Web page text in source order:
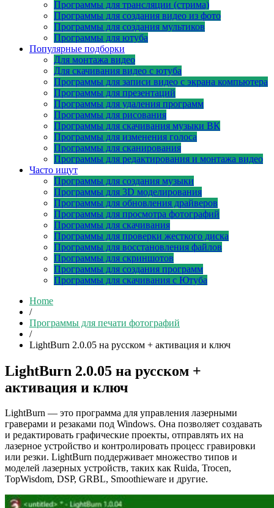
Программы для трансляции (стрима)
Программы для создания видео из фото
Программы для создания мультиков
Программы для ютуба
Популярные подборки
Для монтажа видео
Для скачивания видео с ютуба
Программы для записи видео с экрана компьютера
Программы для презентаций
Программы для удаления программ
Программы для рисования
Программы для скачивания музыки ВК
Программы для изменения голоса
Программы для сканирования
Программы для редактирования и монтажа видео
Часто ищут
Программы для создания музыки
Программы для 3D моделирования
Программы для обновления драйверов
Программы для просмотра фотографий
Программы для скачивания
Программы для проверки жесткого диска
Программы для восстановления файлов
Программы для скриншотов
Программы для создания программ
Программы для скачивания с Ютуба
Home
/
Программы для печати фотографий
/
LightBurn 2.0.05 на русском + активация и ключ
LightBurn 2.0.05 на русском +
активация и ключ
LightBurn — это программа для управления лазерными
граверами и резаками под Windows. Она позволяет создавать
и редактировать графические проекты, отправлять их на
лазерное устройство и контролировать процесс гравировки
или резки. LightBurn поддерживает множество типов и
моделей лазерных устройств, таких как Ruida, Trocen,
TopWisdom, DSP, GRBL, Smoothieware и другие.